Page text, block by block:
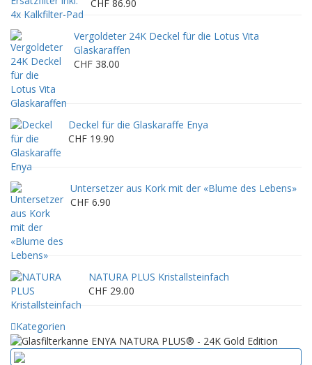
CHF 86.90
Vergoldeter 24K Deckel für die Lotus Vita
Glaskaraffen
CHF 38.00
Deckel für die Glaskaraffe Enya
CHF 19.90
Untersetzer aus Kork mit der «Blume des Lebens»
CHF 6.90
NATURA PLUS Kristallsteinfach
CHF 29.00
Kategorien